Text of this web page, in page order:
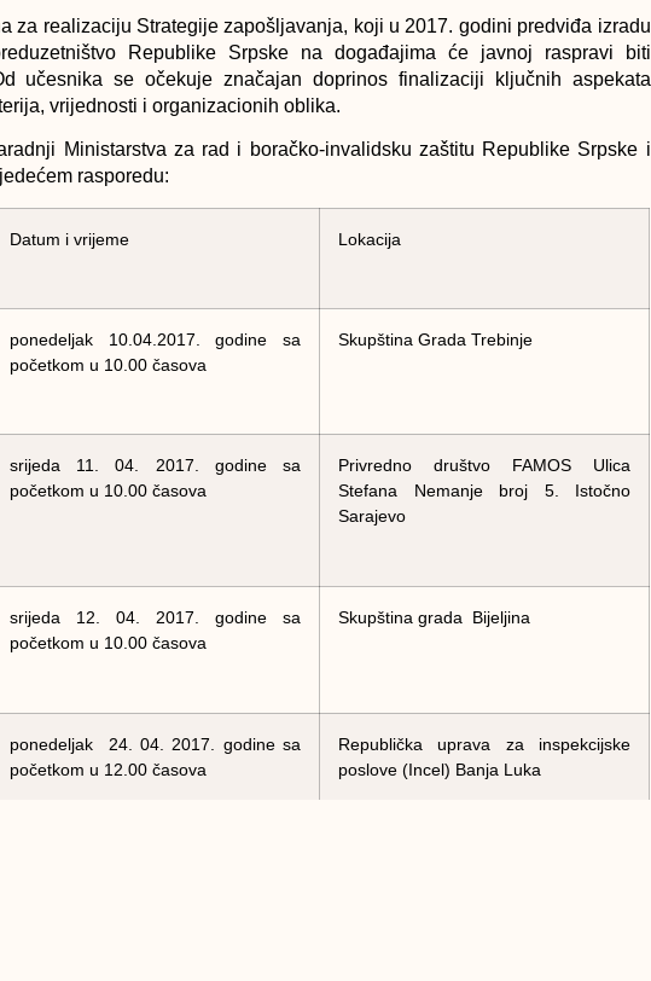
za realizaciju Strategije zapošljavanja, koji u 2017. godini predviđa izradu
Republike Srpske na događajima će javnoj raspravi biti
učesnika se očekuje značajan doprinos finalizaciji ključnih aspekata
vrijednosti i organizacionih oblika.
Ministarstva za rad i boračko-invalidsku zaštitu Republike Srpske i
rasporedu:
Datum i vrijeme Lokacija
ponedeljak 10.04.2017. godine sa
početkom u 10.00 časova
Skupština Grada Trebinje
srijeda 11. 04. 2017. godine sa
početkom u 10.00 časova
Privredno društvo FAMOS Ulica
Stefana Nemanje broj 5. Istočno
Sarajevo
srijeda 12. 04. 2017. godine sa
početkom u 10.00 časova
Skupština grada Bijeljina
ponedeljak 24. 04. 2017. godine sa
početkom u 12.00 časova
Republička uprava za inspekcijske
poslove (Incel) Banja Luka